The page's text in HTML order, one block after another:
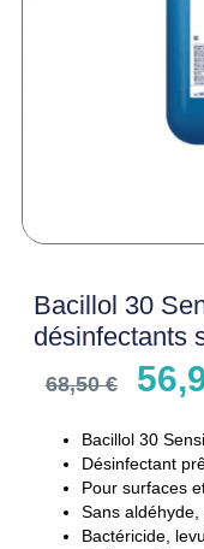
Bacillol 30
désinfectants
68,50€
Bacillol 30
Désinfectant
Pour surfaces
Sans
Bactéricide,